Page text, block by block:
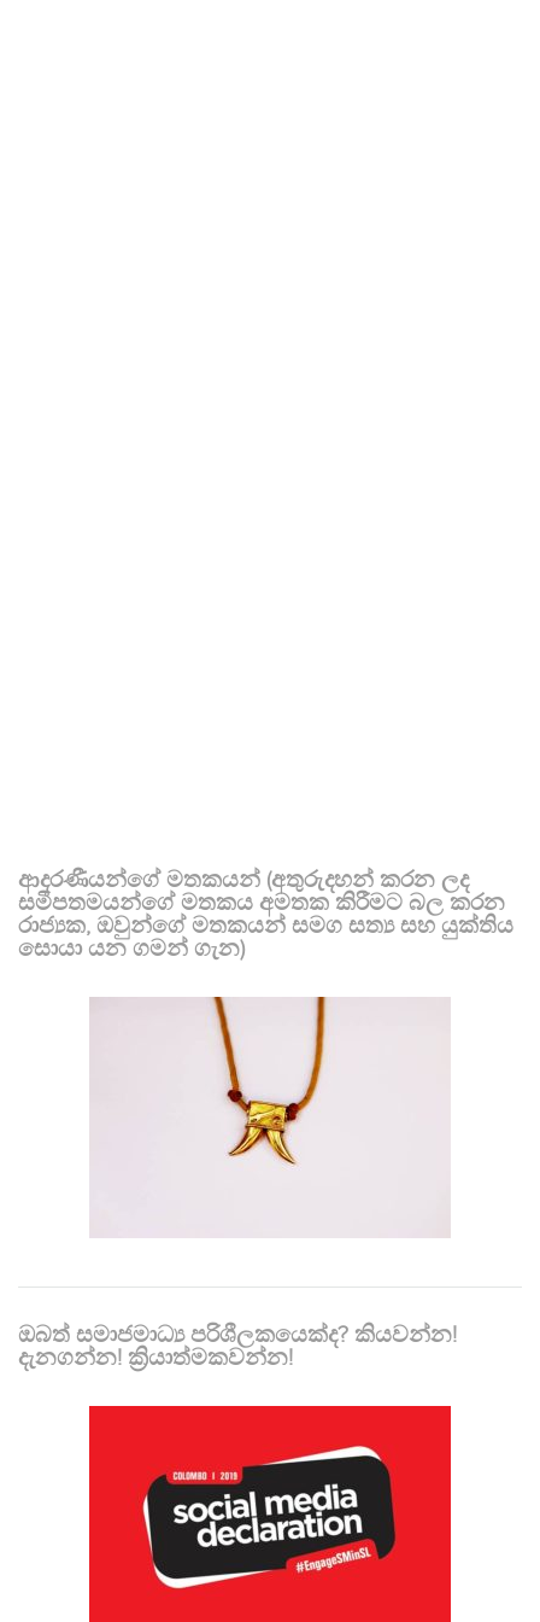
ආදරණීයන්ගේ මතකයන් (අතුරුදහන් කරන ලද
සමීපතමයන්ගේ මතකය අමතක කිරීමට බල කරන
රාජ්‍යක, ඔවුන්ගේ මතකයන් සමග සත්‍ය සහ යුක්තිය
සොයා යන ගමන් ගැන)
ඔබත් සමාජමාධ්‍ය පරිශීලකයෙක්ද? කියවන්න!
දැනගන්න! ක්‍රියාත්මකවන්න!